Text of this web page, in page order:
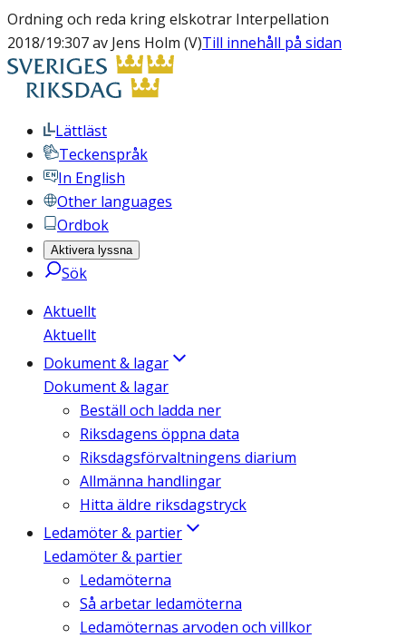
Ordning och reda kring elskotrar Interpellation
2018/19:307 av Jens Holm (V)Till innehåll på sidan
Lättläst
Teckenspråk
In English
Other languages
Ordbok
Aktivera lyssna
Sök
Aktuellt
Aktuellt
Dokument & lagar
Dokument & lagar
Beställ och ladda ner
Riksdagens öppna data
Riksdagsförvaltningens diarium
Allmänna handlingar
Hitta äldre riksdagstryck
Ledamöter & partier
Ledamöter & partier
Ledamöterna
Så arbetar ledamöterna
Ledamöternas arvoden och villkor